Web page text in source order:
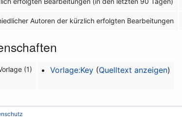
Autoren der kürzlich erfolgten Bearbeitungen
(1) Vorlage:Key (Quelltext anzeigen)